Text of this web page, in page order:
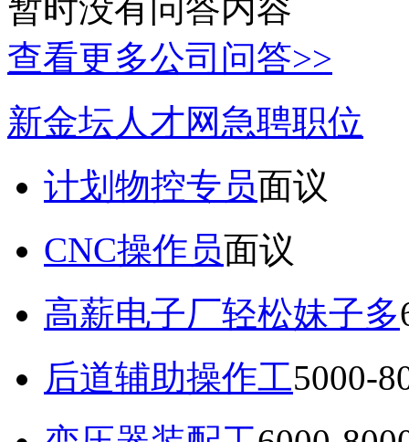
暂时没有问答内容
查看更多公司问答>>
新金坛人才网急聘职位
计划物控专员面议
CNC操作员面议
高薪电子厂轻松妹子多
后道辅助操作工5000-